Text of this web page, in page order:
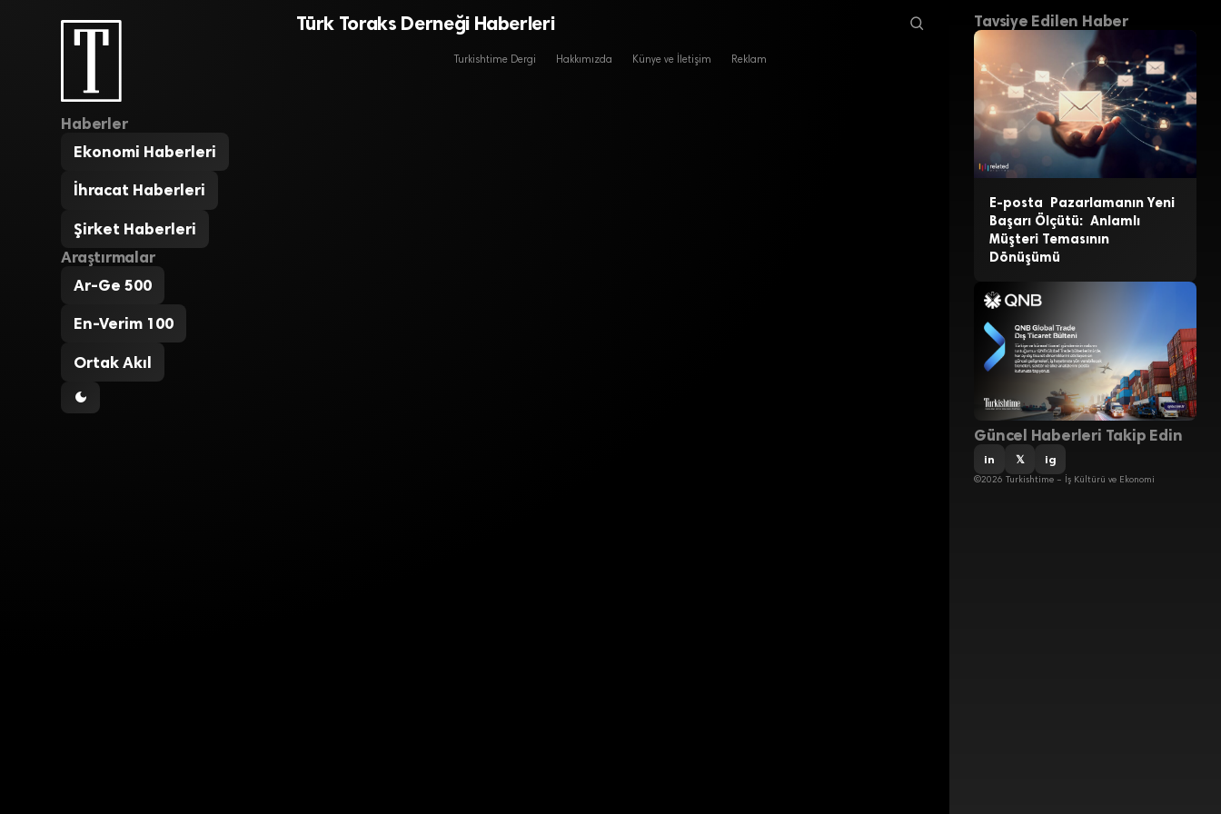
Haberler
Ekonomi Haberleri
İhracat Haberleri
Şirket Haberleri
Araştırmalar
Ar-Ge 500
En-Verim 100
Ortak Akıl
Türk Toraks Derneği Haberleri
Turkishtime Dergi Hakkımızda Künye ve İletişim Reklam
Tavsiye Edilen Haber
E-posta Pazarlamanın Yeni
Başarı Ölçütü: Anlamlı
Müşteri Temasının
Dönüşümü
Güncel Haberleri Takip Edin
in 𝕏 ig
©2026 Turkishtime – İş Kültürü ve Ekonomi